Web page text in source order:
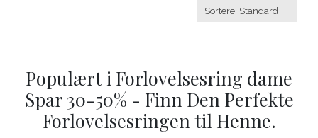
Populært i Forlovelsesring dame
Spar 30-50% - Finn Den Perfekte
Forlovelsesringen til Henne.